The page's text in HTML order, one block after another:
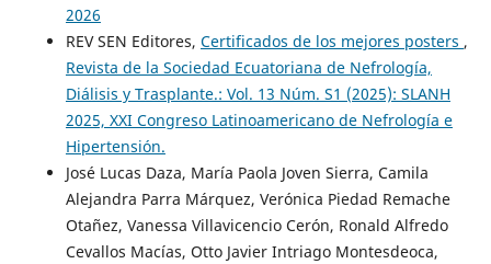
2026
REV SEN Editores, Certificados de los mejores posters ,
Revista de la Sociedad Ecuatoriana de Nefrología,
Diálisis y Trasplante.: Vol. 13 Núm. S1 (2025): SLANH
2025, XXI Congreso Latinoamericano de Nefrología e
Hipertensión.
José Lucas Daza, María Paola Joven Sierra, Camila
Alejandra Parra Márquez, Verónica Piedad Remache
Otañez, Vanessa Villavicencio Cerón, Ronald Alfredo
Cevallos Macías, Otto Javier Intriago Montesdeoca,